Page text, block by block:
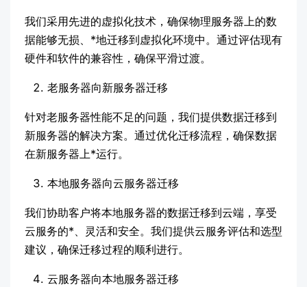
我们采用先进的虚拟化技术，确保物理服务器上的数
据能够无损、*地迁移到虚拟化环境中。通过评估现有
硬件和软件的兼容性，确保平滑过渡。
老服务器向新服务器迁移
针对老服务器性能不足的问题，我们提供数据迁移到
新服务器的解决方案。通过优化迁移流程，确保数据
在新服务器上*运行。
本地服务器向云服务器迁移
我们协助客户将本地服务器的数据迁移到云端，享受
云服务的*、灵活和安全。我们提供云服务评估和选型
建议，确保迁移过程的顺利进行。
云服务器向本地服务器迁移